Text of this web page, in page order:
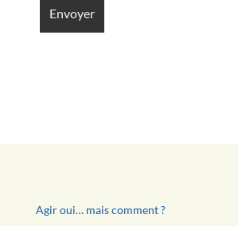
Agir oui… mais comment ?